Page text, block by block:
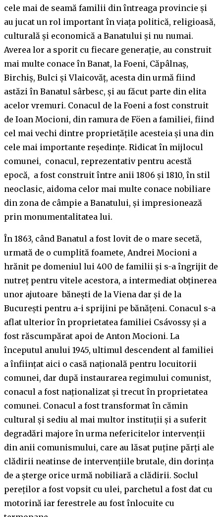
cele mai de seamă familii din întreaga provincie și
au jucat un rol important în viața politică, religioasă,
culturală și economică a Banatului și nu numai.
Averea lor a sporit cu fiecare generație, au construit
mai multe conace în Banat, la Foeni, Căpâlnaș,
Birchiș, Bulci și Vlaicovăț, acesta din urmă fiind
astăzi în Banatul sârbesc, și au făcut parte din elita
acelor vremuri. Conacul de la Foeni a fost construit
de Ioan Mocioni, din ramura de Föen a familiei, fiind
cel mai vechi dintre proprietățile acesteia și una din
cele mai importante reședințe. Ridicat în mijlocul
comunei, conacul, reprezentativ pentru acestă
epocă, a fost construit între anii 1806 și 1810, în stil
neoclasic, aidoma celor mai multe conace nobiliare
din zona de câmpie a Banatului, și impresionează
prin monumentalitatea lui.
În 1863, când Banatul a fost lovit de o mare secetă,
urmată de o cumplită foamete, Andrei Mocioni a
hrănit pe domeniul lui 400 de familii și s-a îngrijit de
nutreț pentru vitele acestora, a intermediat obținerea
unor ajutoare bănești de la Viena dar și de la
București pentru a-i sprijini pe bănățeni. Conacul s-a
aflat ulterior în proprietatea familiei Csávossy și a
fost răscumpărat apoi de Anton Mocioni. La
începutul anului 1945, ultimul descendent al familiei
a înființat aici o casă națională pentru locuitorii
comunei, dar după instaurarea regimului comunist,
conacul a fost naționalizat și trecut în proprietatea
comunei. Conacul a fost transformat în cămin
cultural şi sediu al mai multor instituţii și a suferit
degradări majore în urma nefericitelor intervenții
din anii comunismului, care au lăsat puține părți ale
clădirii neatinse de intervențiile brutale, din dorința
de a șterge orice urmă nobiliară a clădirii. Soclul
pereților a fost vopsit cu ulei, parchetul a fost dat cu
motorină iar ferestrele au fost înlocuite cu